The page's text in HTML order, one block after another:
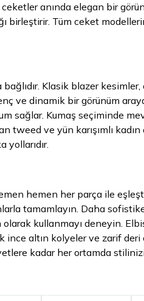
anında elegan bir
birleştirir. Tüm ceket
Klasik blazer kesimler,
ve dinamik bir görünüm
sağlar. Kumaş seçiminde
tweed ve yün karışımlı
yollarıdır.
hemen her parça ile
tamamlayın. Daha
kullanmayı deneyin.
altın kolyeler ve zarif deri
kadar her ortamda stilinizi